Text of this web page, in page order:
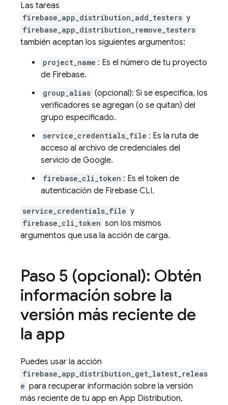
Las tareas
firebase_app_distribution_add_testers y
firebase_app_distribution_remove_testers
también aceptan los siguientes argumentos:
project_name : Es el número de tu proyecto
de Firebase.
group_alias (opcional): Si se especifica, los
verificadores se agregan (o se quitan) del
grupo especificado.
service_credentials_file : Es la ruta de
acceso al archivo de credenciales del
servicio de Google.
firebase_cli_token : Es el token de
autenticación de Firebase CLI.
service_credentials_file y
firebase_cli_token son los mismos
argumentos que usa la acción de carga.
Paso 5 (opcional): Obtén
información sobre la
versión más reciente de
la app
Puedes usar la acción
firebase_app_distribution_get_latest_releas
e para recuperar información sobre la versión
más reciente de tu app en App Distribution,